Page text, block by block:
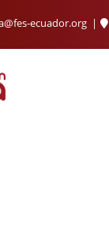
ecuador.org